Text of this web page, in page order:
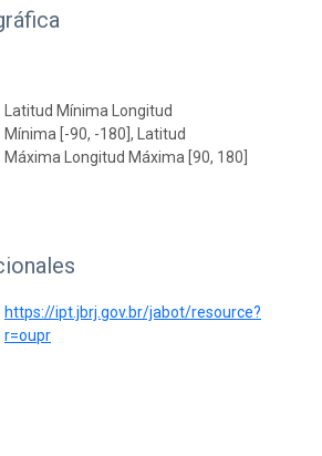
Latitud Mínima Longitud
Mínima [-90, -180], Latitud
Máxima Longitud Máxima [90, 180]
https://ipt.jbrj.gov.br/jabot/resource?
r=oupr